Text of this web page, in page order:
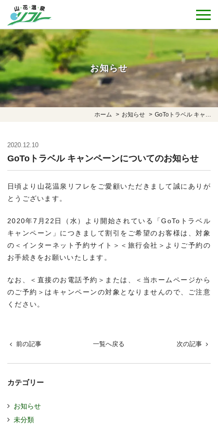
お知らせ
ホーム お知らせ GoToトラベル キャンペーンについてのお知らせ
2020.12.10
GoToトラベル キャンペーンについてのお知らせ
日頃より山花温泉リフレをご愛顧いただきまして誠にありが
とうございます。
2020年7月22日（水）より開始されている「GoToトラベル
キャンペーン」につきまして割引をご希望のお客様は、対象
の＜インターネット予約サイト＞＜旅行会社＞よりご予約の
お手続きをお願いいたします。
なお、＜直接のお電話予約＞または、＜当ホームページから
のご予約＞はキャンペーンの対象となりませんので、ご注意
ください。
前の記事 一覧へ戻る 次の記事
カテゴリー
お知らせ
未分類